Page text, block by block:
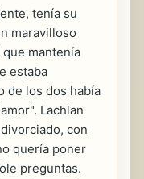
tenía su
maravilloso
mantenía
estaba
de los dos había
Lachlan
con
quería poner
preguntas.